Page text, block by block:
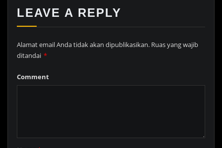
LEAVE A REPLY
Alamat email Anda tidak akan dipublikasikan. Ruas yang wajib
ditandai *
Comment